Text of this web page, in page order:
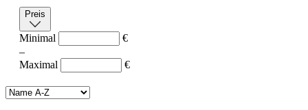
Preis
Minimal
€
–
Maximal
€